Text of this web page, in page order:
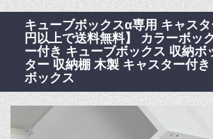
キューブボックスα専用 キャス
円以上で送料無料】 カラーボッ
ー付き キューブボックス 収納ボ
ター 収納棚 木製 キャスター付
ボックス